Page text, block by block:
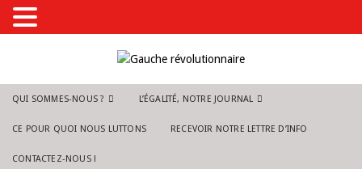
QUI SOMMES-NOUS ? L’ÉGALITÉ, NOTRE JOURNAL
CE POUR QUOI NOUS LUTTONS RECEVOIR NOTRE LETTRE D’INFO
CONTACTEZ-NOUS !